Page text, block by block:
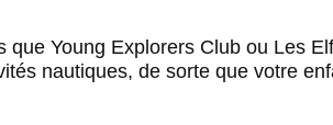
que Young Explorers Club ou Les
nautiques, de sorte que votre